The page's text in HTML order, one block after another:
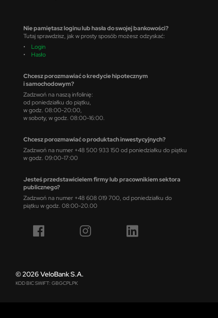
Nie pamiętasz loginu lub hasła do swojej bankowości?
Tutaj sprawdzisz, jak w prosty sposób możesz odzyskać:
• Login
• Hasło
Chcesz porozmawiać o kredycie hipotecznym
i samochodowym?
Zadzwoń na naszą infolinię:
od poniedziałku do piątku,
w godz. 08:00-20:00,
w soboty, w godz. 08:00-16:00.
Chcesz porozmawiać o produktach inwestycyjnych?
Zadzwoń na numer +48 500 933 150 od poniedziałku do piątku
w godz. 09:00-17:00
Jesteś przedstawicielem firmy lub pracownikiem sektora
publicznego?
Zadzwoń na numer +48 608 019 700, od poniedziałku do
piątku w godz. 08:00-20.00
© 2026 VeloBank S.A.
KOD BIC SWIFT: GBGCPLPK